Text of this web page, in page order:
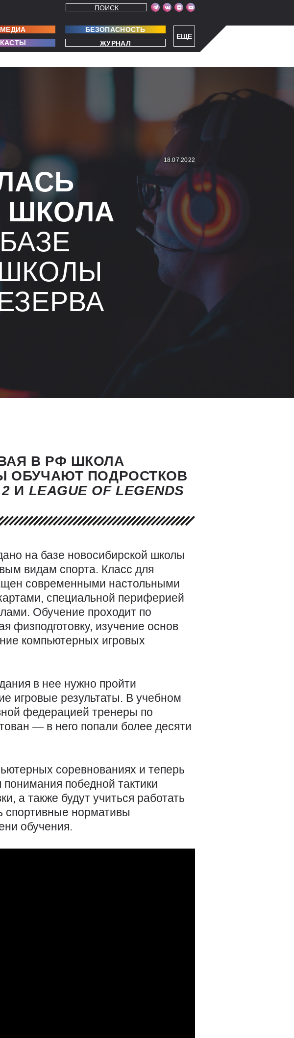
ЕЩЕ
ПОИСК
БЕЗОПАСНОСТЬ
ЖУРНАЛ
18.07.2022
ШКОЛА
В РФ ШКОЛА
ОБУЧАЮТ ПОДРОСТКОВ
И LEAGUE OFLEGENDS
на базе новосибирской школы
видам спорта. Класс для
современными настольными
специальной периферией
Обучение проходит по
физподготовку, изучение основ
компьютерных игровых
в нее нужно пройти
игровые результаты. В учебном
федерацией тренеры по
— в него попали более десяти
соревнованиях и теперь
победной тактики
а также будут учиться работать
спортивные нормативы
обучения.